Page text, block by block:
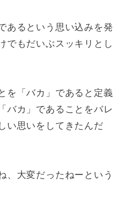
あるという思い込みを発
でもだいぶスッキリとし
を「バカ」であると定義
バカ」であることをバレ
い思いをしてきたんだ
、大変だったねーという